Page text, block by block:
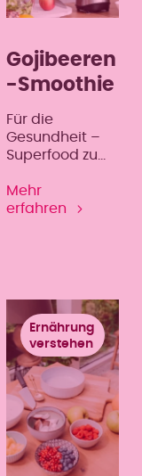
Gojibeeren
-Smoothie
Für die
Gesundheit –
Superfood zum
Mehr
erfahren
Ernährung
verstehen